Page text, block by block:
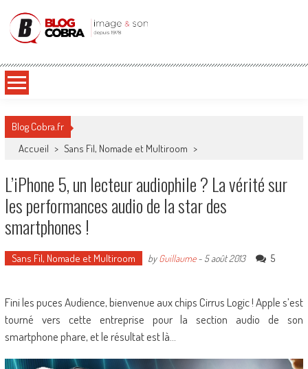
Blog Cobra
Blog Cobra.fr
Accueil > Sans Fil, Nomade et Multiroom >
L’iPhone 5, un lecteur audiophile ? La vérité sur
les performances audio de la star des
smartphones !
Sans Fil, Nomade et Multiroom byGuillaume- 5 août 2013 5
Fini les puces Audience, bienvenue aux chips Cirrus Logic ! Apple s’est
tourné vers cette entreprise pour la section audio de son
smartphone phare, et le résultat est là…